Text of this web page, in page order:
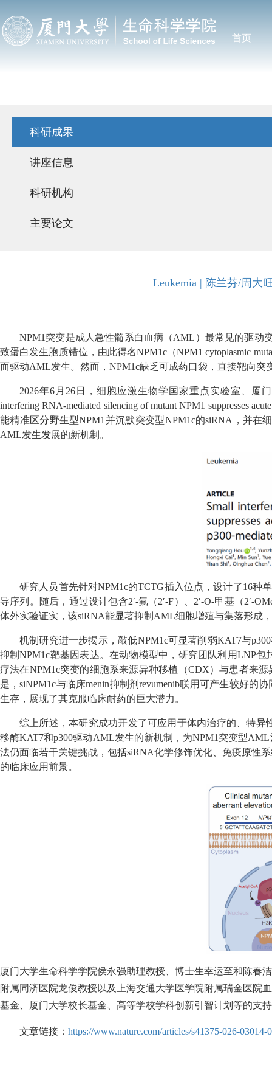
首页
科研成果
讲座信息
科研机构
主要论文
Leukemia | 陈兰芬/周大
NPM1突变是成人急性髓系白血病（AML）最常见的驱动
致蛋白发生胞质错位，由此得名NPM1c（NPM1 cytoplasmic
而驱动AML发生。然而，NPM1c缺乏可成药口袋，直接靶向突
2026年6月26日，细胞应激生物学国家重点实验室、厦
interfering RNA-mediated silencing of mutant NPM1 suppresses
能精准区分野生型NPM1并沉默突变型NPM1c的siRNA，并
AML发生发展的新机制。
研究人员首先针对NPM1c的TCTG插入位点，设计了16种
导序列。随后，通过设计包含2′-氟（2′-F）、2′-O-甲基（2′-
体外实验证实，该siRNA能显著抑制AML细胞增殖与集落形成
机制研究进一步揭示，敲低NPM1c可显著削弱KAT7与
抑制NPM1c靶基因表达。在动物模型中，研究团队利用LNP
疗法在NPM1c突变的细胞系来源异种移植（CDX）与患者来
是，siNPM1c与临床menin抑制剂revumenib联用可产生较好的
生存，展现了其克服临床耐药的巨大潜力。
综上所述，本研究成功开发了可应用于体内治疗的、特异
移酶KAT7和p300驱动AML发生的新机制，为NPM1突变型
法仍面临若干关键挑战，包括siRNA化学修饰优化、免疫原性
的临床应用前景。
厦门大学生命科学学院侯永强助理教授、博士生幸运至和陈春
附属同济医院龙俊教授以及上海交通大学医学院附属瑞金医院
基金、厦门大学校长基金、高等学校学科创新引智计划等的支
文章链接： https://www.nature.com/articles/s41375-026-03014-0